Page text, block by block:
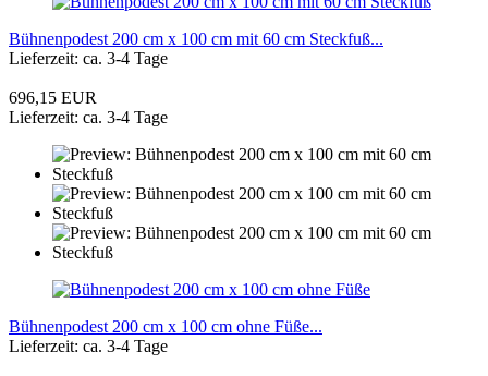
Bühnenpodest 200 cm x 100 cm mit 60 cm Steckfuß...
Lieferzeit: ca. 3-4 Tage
696,15 EUR
Lieferzeit: ca. 3-4 Tage
Bühnenpodest 200 cm x 100 cm ohne Füße...
Lieferzeit: ca. 3-4 Tage